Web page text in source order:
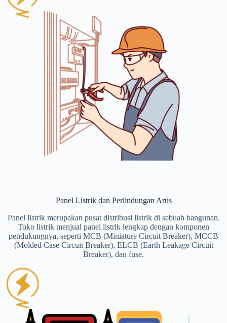
Panel Listrik dan Perlindungan Arus
Panel listrik merupakan pusat distribusi listrik di sebuah bangunan.
Toko listrik menjual panel listrik lengkap dengan komponen
pendukungnya, seperti MCB (Miniature Circuit Breaker), MCCB
(Molded Case Circuit Breaker), ELCB (Earth Leakage Circuit
Breaker), dan fuse.